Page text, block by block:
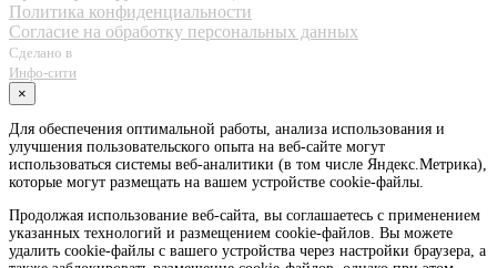
Политика конфиденциальности
Согласие на обработку персональных данных
Сделано в
Инфо-сити
×
Для обеспечения оптимальной работы, анализа использования и
улучшения пользовательского опыта на веб-сайте могут
использоваться системы веб-аналитики (в том числе Яндекс.Метрика),
которые могут размещать на вашем устройстве cookie-файлы.
Продолжая использование веб-сайта, вы соглашаетесь с применением
указанных технологий и размещением cookie-файлов. Вы можете
удалить cookie-файлы с вашего устройства через настройки браузера, а